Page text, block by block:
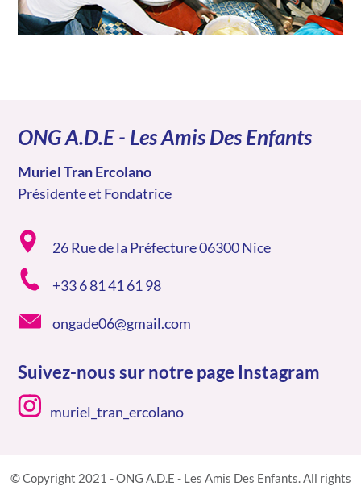
ONG A.D.E - Les Amis Des Enfants
Muriel Tran Ercolano
Présidente et Fondatrice
26 Rue de la Préfecture 06300 Nice
+33 6 81 41 61 98
ongade06@gmail.com
Suivez-nous sur notre page Instagram
muriel_tran_ercolano
© Copyright 2021 - ONG A.D.E - Les Amis Des Enfants. All rights